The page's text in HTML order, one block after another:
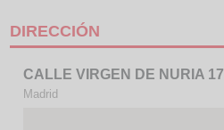
DIRECCIÓN
CALLE VIRGEN DE NURIA 17
Madrid